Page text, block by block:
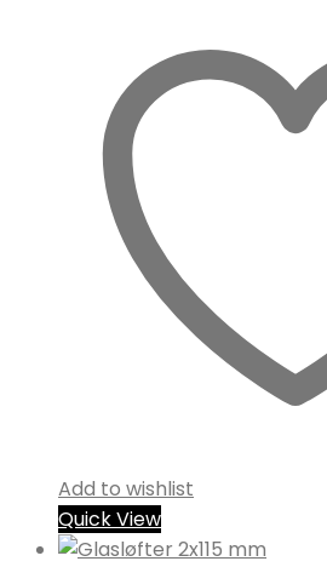
Add to wishlist
Quick View